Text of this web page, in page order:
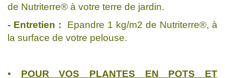
de Nutriterre® à votre terre de jardin.
- Entretien :
Epandre 1 kg/m2 de Nutriterre®, à
la surface de votre pelouse.
• POUR VOS PLANTES EN POTS ET